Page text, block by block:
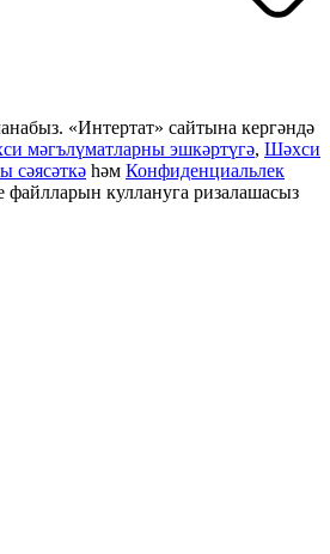
«Интертат» сайтына кергәндә
мәгълүматларны эшкәртүгә, Шәхси
сәясәткә һәм Конфиденциальлек
файлларын куллануга ризалашасыз